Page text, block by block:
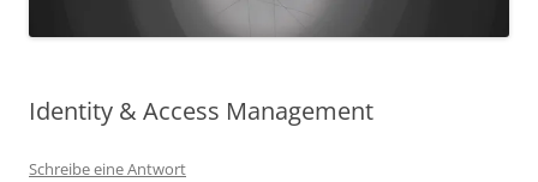
Identity & Access Management
Schreibe eine Antwort